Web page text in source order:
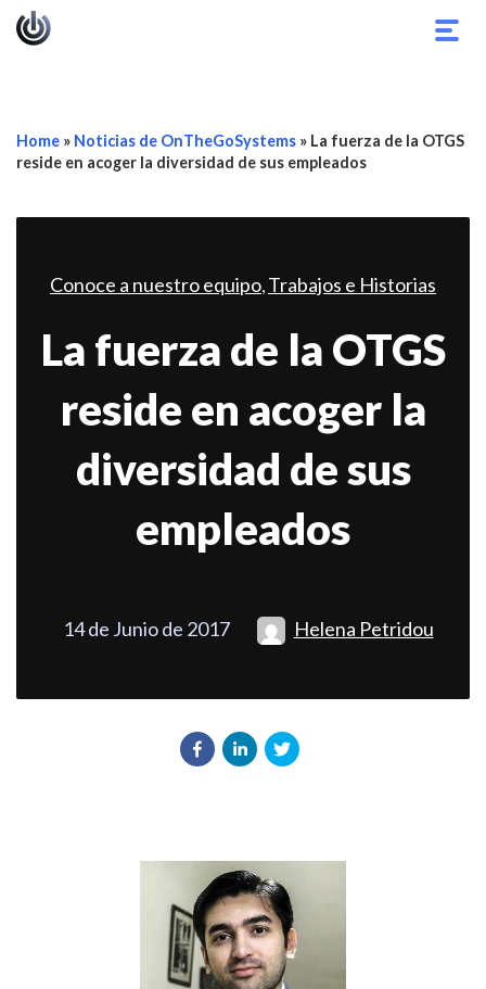
Home » Noticias de OnTheGoSystems » La fuerza de la OTGS
reside en acoger la diversidad de sus empleados
Conoce a nuestro equipo, Trabajos e Historias
La fuerza de la OTGS
reside en acoger la
diversidad de sus
empleados
14 de Junio de 2017 Helena Petridou